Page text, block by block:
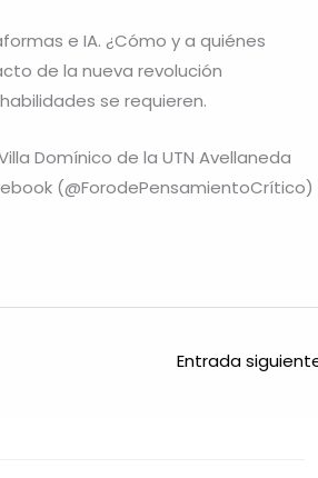
e IA. ¿Cómo y a quiénes
de la nueva revolución
se requieren.
Domínico de la UTN Avellaneda
(@ForodePensamientoCrítico)
Entrada